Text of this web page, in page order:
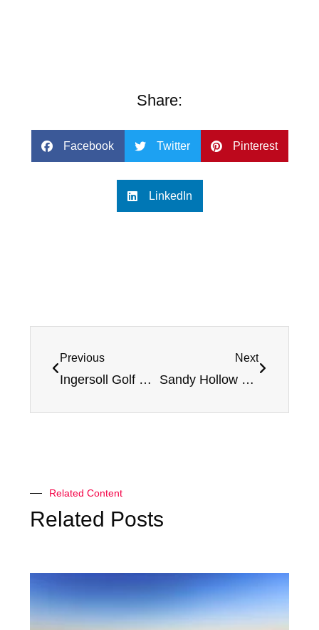
Share:
Facebook Twitter Pinterest
LinkedIn
Previous
Ingersoll Golf Course – Review and Rating
Next
Sandy Hollow Golf Course – Review and Rating
Related Content
Related Posts